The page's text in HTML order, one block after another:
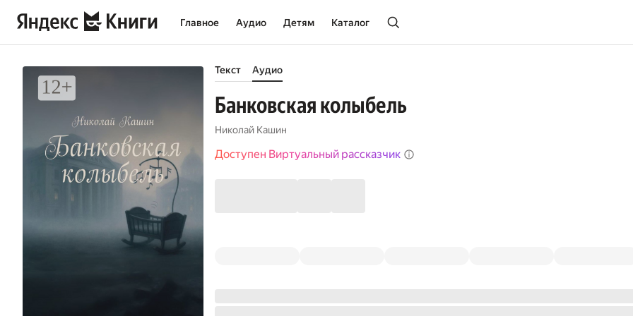
Главное Аудио Детям Каталог
Текст Аудио
Банковская колыбель
Николай Кашин
Доступен Виртуальный рассказчик